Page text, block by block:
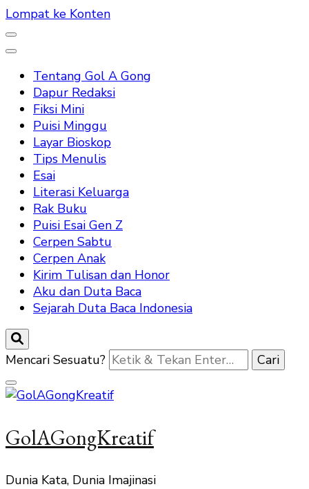
Lompat ke Konten
Tentang Gol A Gong
Dapur Redaksi
Fiksi Mini
Puisi Minggu
Layar Bioskop
Tips Menulis
Esai
Literasi Keluarga
Rak Buku
Puisi Esai Gen Z
Cerpen Sabtu
Cerpen Anak
Kirim Tulisan dan Honor
Aku dan Duta Baca
Sejarah Duta Baca Indonesia
Mencari Sesuatu?
GolAGongKreatif
Dunia Kata, Dunia Imajinasi